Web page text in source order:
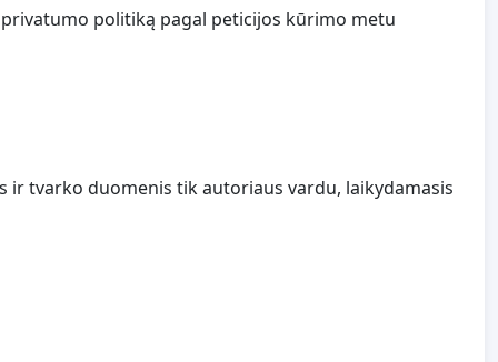
politiką pagal peticijos kūrimo metu
ir tvarko duomenis tik autoriaus vardu, laikydamasis